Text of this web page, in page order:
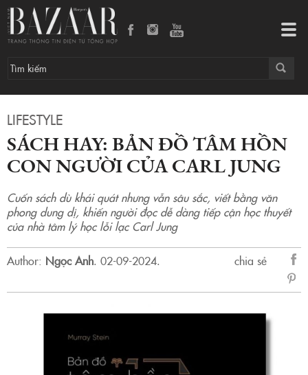
LIFESTYLE
SÁCH HAY: BẢN ĐỒ TÂM HỒN
CON NGƯỜI CỦA CARL JUNG
Cuốn sách dù khái quát nhưng vẫn sâu sắc, viết bằng văn
phong dung dị, khiến người đọc dễ dàng tiếp cận học thuyết
của nhà tâm lý học lỗi lạc Carl Jung
Author: Ngọc Anh. 02-09-2024.
chia sẻ
sẻ